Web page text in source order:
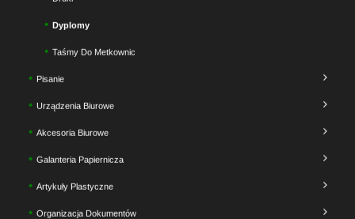
Dyplomy
Taśmy Do Metkownic
Pisanie
Urządzenia Biurowe
Akcesoria Biurowe
Galanteria Papiernicza
Artykuły Plastyczne
Organizacja Dokumentów